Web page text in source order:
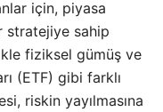
için, piyasa
stratejiye sahip
fiziksel gümüş ve
(ETF) gibi farklı
riskin yayılmasına